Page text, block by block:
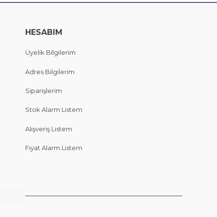
HESABIM
Üyelik Bilgilerim
Adres Bilgilerim
Siparişlerim
Stok Alarm Listem
Alışveriş Listem
Fiyat Alarm Listem